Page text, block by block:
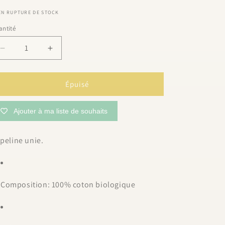
RUPTURE DE STOCK
Réduire
la
quantité
Popeline
groseille
10
Augmenter
la
quantité
Popeline
groseille
Épuisé
Ajouter à ma liste de souhaits
unie.
Composition: 100% coton biologique